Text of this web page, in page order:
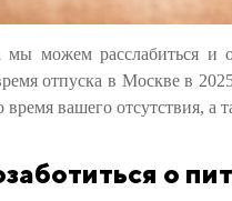
можем расслабиться
отпуска в Москве в
вашего отсутствия,
о